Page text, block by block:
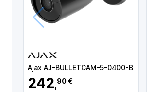
Anterior
Ajax AJ-BULLETCAM-5-0400-B
242,90 €